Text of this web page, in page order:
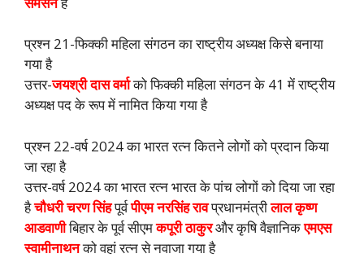
प्रश्न 21-फिक्की महिला संगठन का राष्ट्रीय अध्यक्ष किसे बनाया
गया है
उत्तर-जयश्री दास वर्माको फिक्की महिला संगठन के 41 में राष्ट्रीय
अध्यक्ष पद के रूप में नामित किया गया है
प्रश्न 22-वर्ष 2024 का भारत रत्न कितने लोगों को प्रदान किया
जा रहा है
उत्तर-वर्ष 2024 का भारत रत्न भारत के पांच लोगों को दिया जा रहा
हैचौधरी चरण सिंहपूर्वपीएम नरसिंह रावप्रधानमंत्रीलाल कृष्ण
आडवाणीबिहार के पूर्व सीएमकपूरी ठाकुरऔर कृषि वैज्ञानिकएमएस
स्वामीनाथनको वहां रत्न से नवाजा गया है